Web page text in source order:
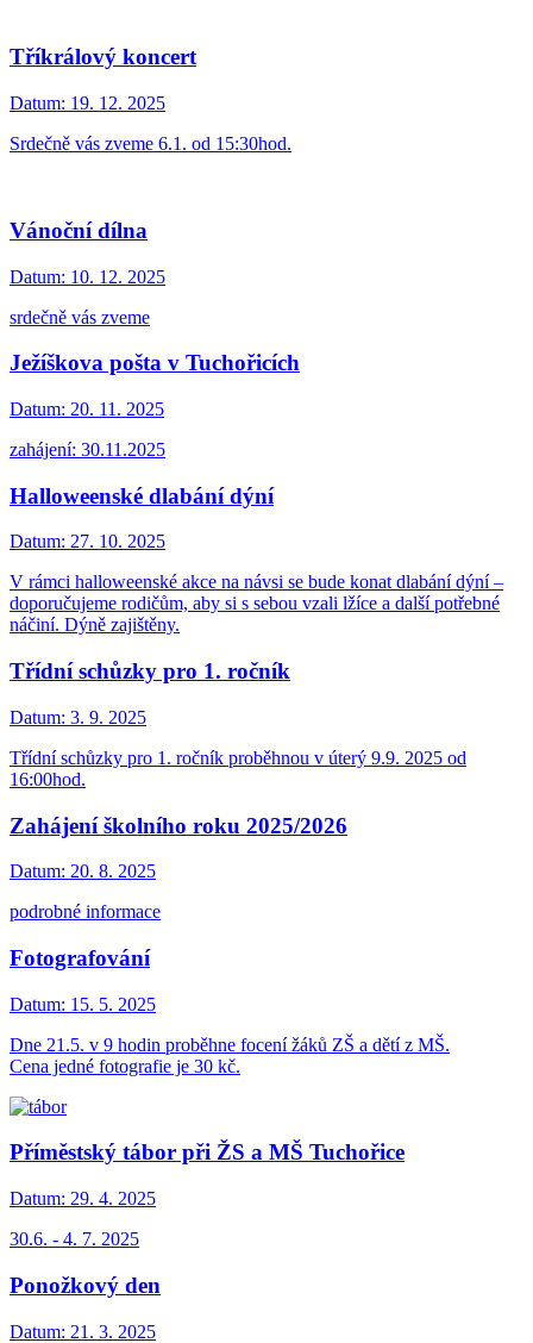
Tříkrálový koncert
Datum: 19. 12. 2025
Srdečně vás zveme 6.1. od 15:30hod.
Vánoční dílna
Datum: 10. 12. 2025
srdečně vás zveme
Ježíškova pošta v Tuchořicích
Datum: 20. 11. 2025
zahájení: 30.11.2025
Halloweenské dlabání dýní
Datum: 27. 10. 2025
V rámci halloweenské akce na návsi se bude konat dlabání dýní –
doporučujeme rodičům, aby si s sebou vzali lžíce a další potřebné
náčiní. Dýně zajištěny.
Třídní schůzky pro 1. ročník
Datum: 3. 9. 2025
Třídní schůzky pro 1. ročník proběhnou v úterý 9.9. 2025 od
16:00hod.
Zahájení školního roku 2025/2026
Datum: 20. 8. 2025
podrobné informace
Fotografování
Datum: 15. 5. 2025
Dne 21.5. v 9 hodin proběhne focení žáků ZŠ a dětí z MŠ.
Cena jedné fotografie je 30 kč.
Příměstský tábor při ŽS a MŠ Tuchořice
Datum: 29. 4. 2025
30.6. - 4. 7. 2025
Ponožkový den
Datum: 21. 3. 2025